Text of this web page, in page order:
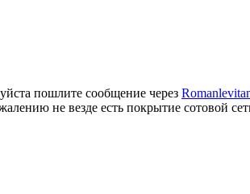
пошлите сообщение через
не везде есть покрытие сотовой